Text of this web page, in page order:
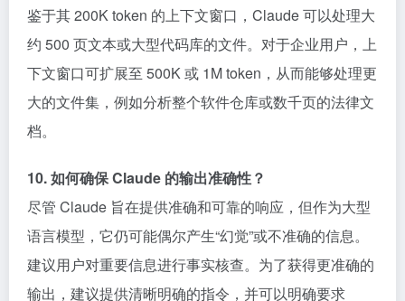
鉴于其 200K token 的上下文窗口，Claude 可以处理大
约 500 页文本或大型代码库的文件。对于企业用户，上
下文窗口可扩展至 500K 或 1M token，从而能够处理更
大的文件集，例如分析整个软件仓库或数千页的法律文
档。
10. 如何确保 Claude 的输出准确性？
尽管 Claude 旨在提供准确和可靠的响应，但作为大型
语言模型，它仍可能偶尔产生“幻觉”或不准确的信息。
建议用户对重要信息进行事实核查。为了获得更准确的
输出，建议提供清晰明确的指令，并可以明确要求